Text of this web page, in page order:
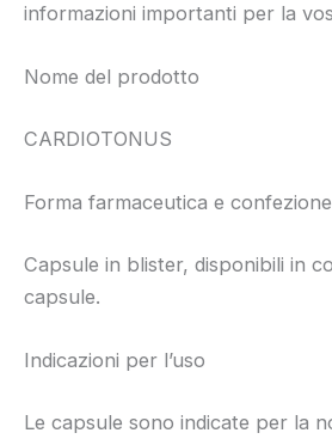
informazioni importanti per la
Nome del prodotto
CARDIOTONUS
Forma farmaceutica e confezione
Capsule in blister, disponibili in
capsule.
Indicazioni per l’uso
Le capsule sono indicate per la